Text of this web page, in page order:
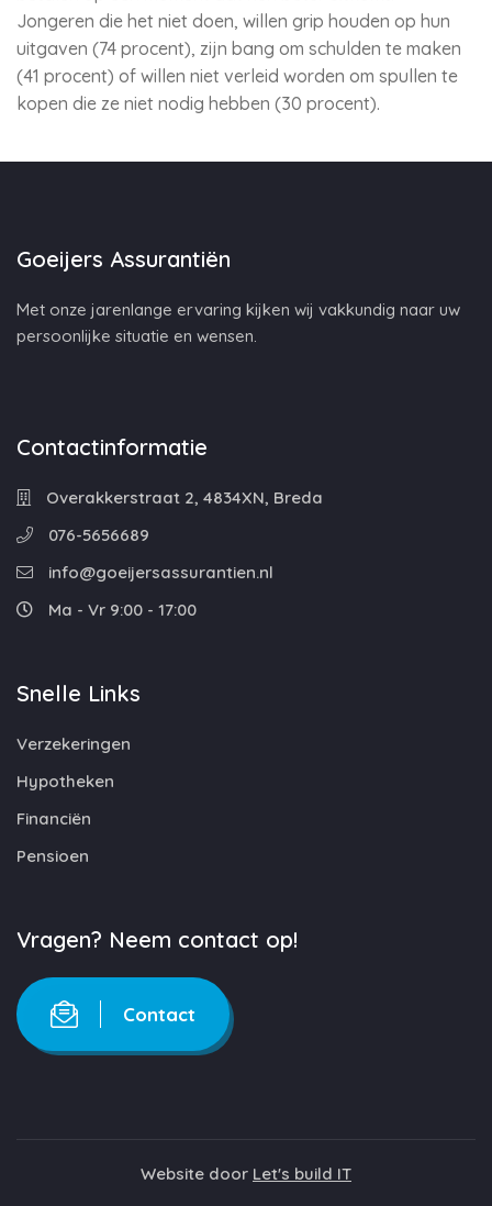
Jongeren die het niet doen, willen grip houden op hun
uitgaven (74 procent), zijn bang om schulden te maken
(41 procent) of willen niet verleid worden om spullen te
kopen die ze niet nodig hebben (30 procent).
Goeijers Assurantiën
Met onze jarenlange ervaring kijken wij vakkundig naar uw
persoonlijke situatie en wensen.
Contactinformatie
Overakkerstraat 2, 4834XN, Breda
076-5656689
info@goeijersassurantien.nl
Ma - Vr 9:00 - 17:00
Snelle Links
Verzekeringen
Hypotheken
Financiën
Pensioen
Vragen? Neem contact op!
Contact
Website door Let's build IT